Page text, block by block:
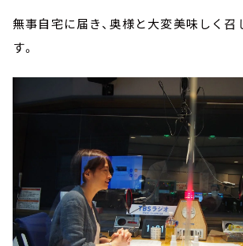
無事自宅に届き、奥様と大変美味しく召
す。